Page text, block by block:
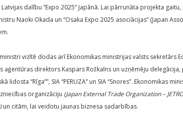
dalību “Expo 2025” Japānā. Lai pārrunāta projekta
Naoki Okada un “Osaka Expo 2025 asociācijas” (Japan
vizītē dodas arī Ekonomikas ministrijas valsts sekretārs
aģentūras direktors Kaspars Rožkalns un uzņēmēju delegācija,
lidosta “Rīga””, SIA “PERUZA” un SIA “Snores”. Ekonomikas
organizāciju (Japan External Trade Organization –
un citām, lai veidotu jaunas biznesa sadarbības.